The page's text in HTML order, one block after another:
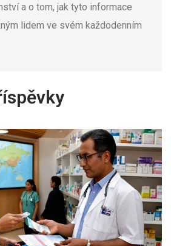
a o tom, jak tyto informace
lidem ve svém každodenním